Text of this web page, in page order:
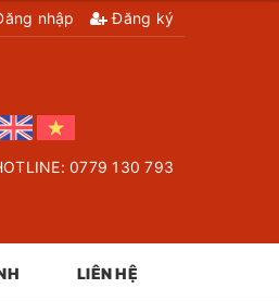
nhập Đăng ký
0779 130 793
LIÊN HỆ